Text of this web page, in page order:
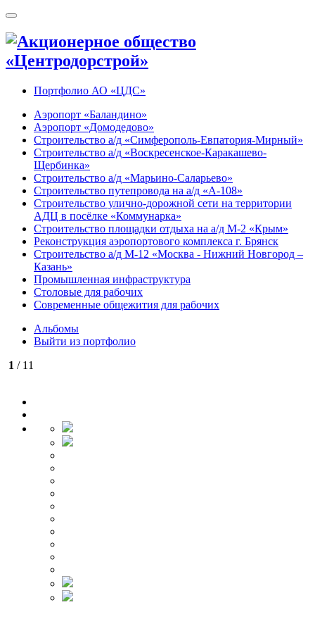
Портфолио АО «ЦДС»
Аэропорт «Баландино»
Аэропорт «Домодедово»
Строительство а/д «Симферополь-Евпатория-Мирный»
Строительство а/д «Воскресенское-Каракашево-
Щербинка»
Строительство а/д «Марьино-Саларьево»
Строительство путепровода на а/д «А-108»
Строительство улично-дорожной сети на территории
АДЦ в посёлке «Коммунарка»
Строительство площадки отдыха на а/д М-2 «Крым»
Реконструкция аэропортового комплекса г. Брянск
Строительство а/д М-12 «Москва - Нижний Новгород –
Казань»
Промышленная инфраструктура
Cтоловые для рабочих
Современные общежития для рабочих
Альбомы
Выйти из портфолио
1 / 11